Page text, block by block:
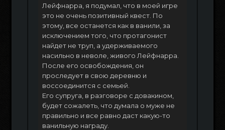
Лейфнарра, я подумал, что в моей игре
это не очень позитивный квест. По
этому, все останется как в ванили, за
исключением того, что протагонист
найдет не труп, а удерживаемого
насильно в неволе, живого Лейфнарра.
После его освобождения, он
проследует в свою деревню и
воссоединится с семьей.
Его супруга, в разговоре с довакином,
будет сожалеть, что думала о муже не
правильно и все равно даст какую-то
ванильную награду.